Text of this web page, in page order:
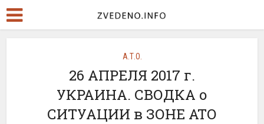
А.Т.О.
26 АПРЕЛЯ 2017 г.
УКРАИНА. СВОДКА о
СИТУАЦИИ в ЗОНЕ АТО